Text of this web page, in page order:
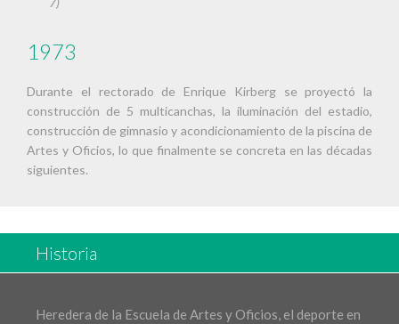
1973
Durante el rectorado de Enrique Kirberg se proyectó la
construcción de 5 multicanchas, la iluminación del estadio,
construcción de gimnasio y acondicionamiento de la piscina de
Artes y Oficios, lo que finalmente se concreta en las décadas
siguientes.
Historia
Heredera de la Escuela de Artes y Oficios, el deporte en